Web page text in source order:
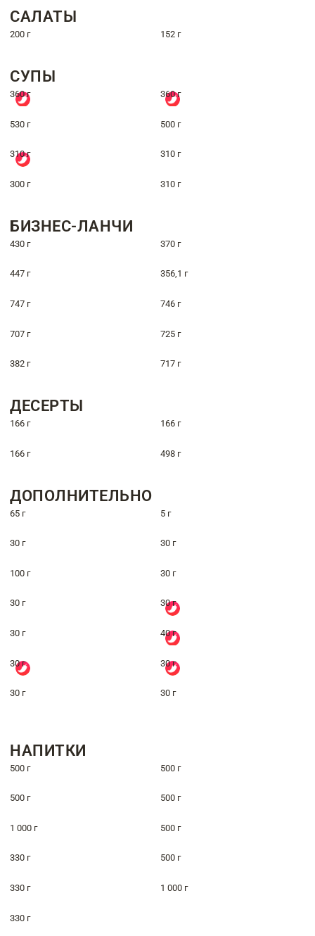
САЛАТЫ
200 г 152 г
СУПЫ
360 г 360 г
530 г 500 г
310 г 310 г
300 г 310 г
БИЗНЕС-ЛАНЧИ
430 г 370 г
447 г 356,1 г
747 г 746 г
707 г 725 г
382 г 717 г
ДЕСЕРТЫ
166 г 166 г
166 г 498 г
ДОПОЛНИТЕЛЬНО
65 г 5 г
30 г 30 г
100 г 30 г
30 г 30 г
30 г 40 г
30 г 30 г
30 г 30 г
НАПИТКИ
500 г 500 г
500 г 500 г
1 000 г 500 г
330 г 500 г
330 г 1 000 г
330 г